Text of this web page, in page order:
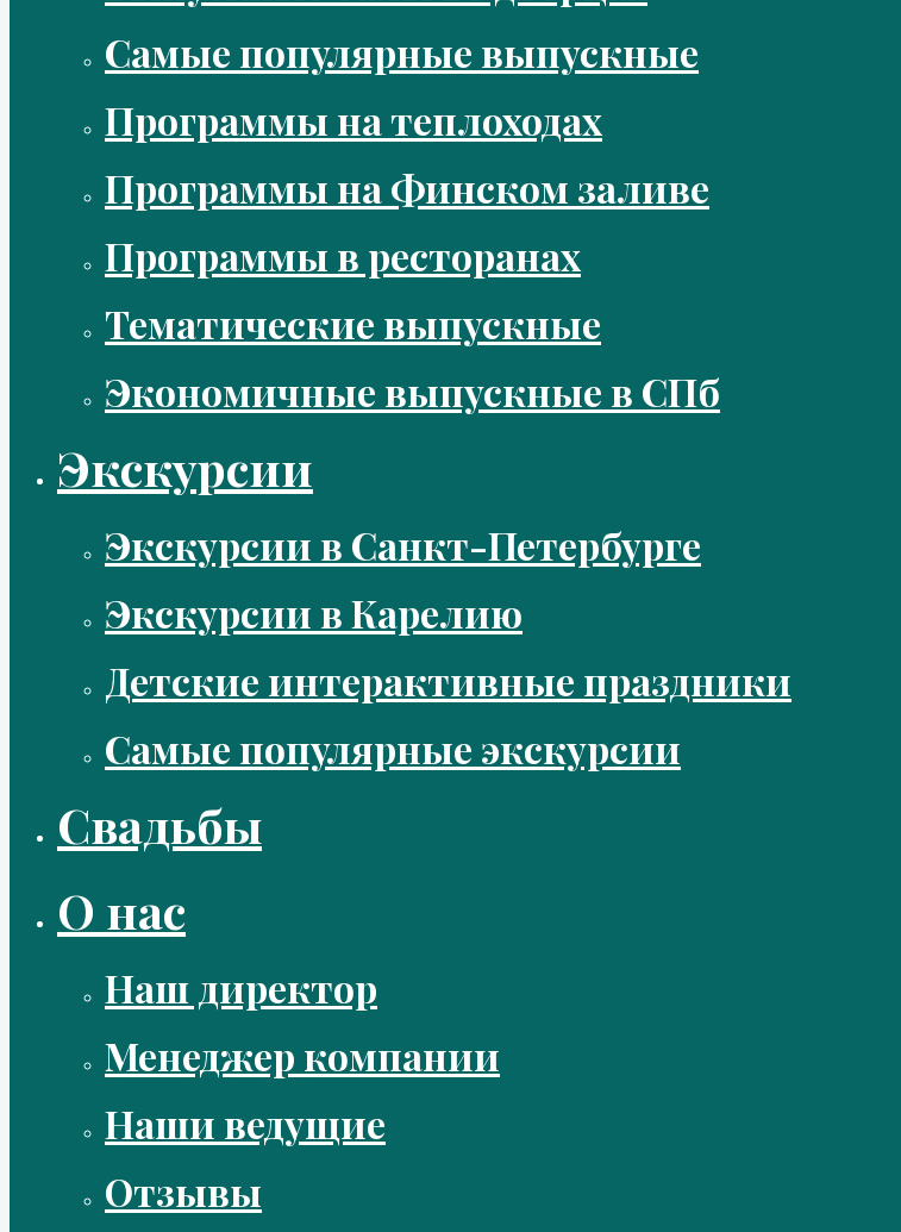
Самые популярные выпускные
Программы на теплоходах
Программы на Финском заливе
Программы в ресторанах
Тематические выпускные
Экономичные выпускные в СПб
Экскурсии
Экскурсии в Санкт-Петербурге
Экскурсии в Карелию
Детские интерактивные праздники
Самые популярные экскурсии
Свадьбы
О нас
Наш директор
Менеджер компании
Наши ведущие
Отзывы